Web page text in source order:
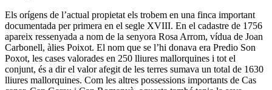
Els orígens de l’actual propietat els trobem en una finca important
documentada per primera en el segle XVIII. En el cadastre de 1756
apareix ressenyada a nom de la senyora Rosa Arrom, vídua de Joan
Carbonell, àlies Poixot. El nom que se l’hi donava era Predio Son
Poxot, les cases valorades en 250 lliures mallorquines i tot el
conjunt, és a dir el valor afegit de les terres sumava un total de 1630
lliures mallorquines. Com les altres possessions importants de Cas